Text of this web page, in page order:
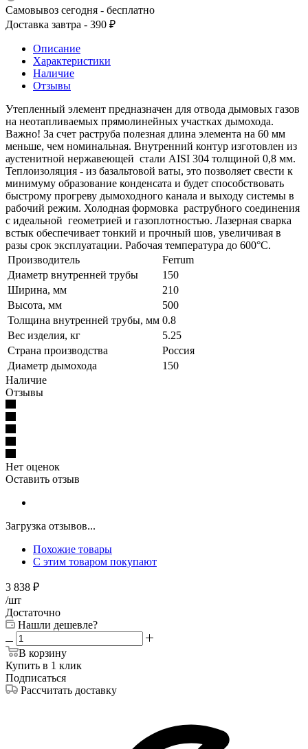
Самовывоз сегодня - бесплатно
Доставка завтра - 390 ₽
Описание
Характеристики
Наличие
Отзывы
Утепленный элемент предназначен для отвода дымовых газов
на неотапливаемых прямолинейных участках дымохода.
Важно! За счет раструба полезная длина элемента на 60 мм
меньше, чем номинальная. Внутренний контур изготовлен из
аустенитной нержавеющей стали AISI 304 толщиной 0,8 мм.
Теплоизоляция - из базальтовой ваты, это позволяет свести к
минимуму образование конденсата и будет способствовать
быстрому прогреву дымоходного канала и выходу системы в
рабочий режим. Холодная формовка раструбного соединения
с идеальной геометрией и газоплотностью. Лазерная сварка
встык обеспечивает тонкий и прочный шов, увеличивая в
разы срок эксплуатации. Рабочая температура до 600°С.
Производитель
Ferrum
Диаметр внутренней трубы
150
Ширина, мм
210
Высота, мм
500
Толщина внутренней трубы, мм 0.8
Вес изделия, кг
5.25
Страна производства
Россия
Диаметр дымохода
150
Наличие
Отзывы
Нет оценок
Оставить отзыв
Загрузка отзывов...
Похожие товары
С этим товаром покупают
3 838 ₽
/шт
Достаточно
Нашли дешевле?
В корзину
Купить в 1 клик
Подписаться
Рассчитать доставку